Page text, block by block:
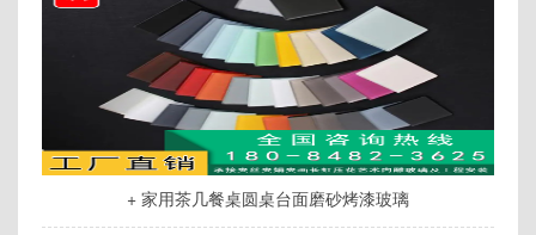
+ 家用茶几餐桌圆桌台面磨砂烤漆玻璃